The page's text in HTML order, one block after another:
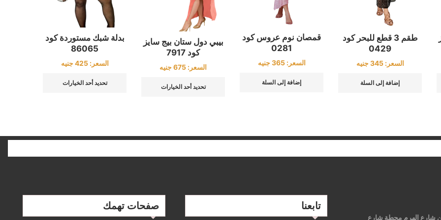
طقم 3 قطع للبحر كود
0429
السعر:345 جنيه
إضافة إلى السلة
قمصان نوم عروس كود
0281
السعر:365 جنيه
إضافة إلى السلة
بيبي دول ستان بيج سايز
كود 7917
السعر: 675جنيه
تحديد أحد الخيارات
بدلة شبك مستوردة كود
86065
السعر:425 جنيه
تحديد أحد الخيارات
من شارع الهرم محطة شارع
تابعنا صفحات تهمك